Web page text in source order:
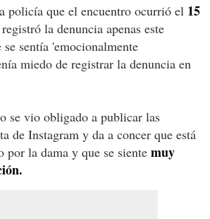
policía que el encuentro ocurrió el 15
la denuncia apenas este
sentía 'emocionalmente
miedo de registrar la denuncia en
se vio obligado a publicar las
de Instagram y da a concer que está
por la dama y que se siente muy